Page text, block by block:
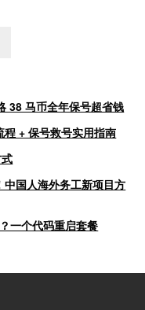
38 马币全年保号超省钱
+ 保号救号实用指南
国人海外务工新项目方
一个代码重启套餐